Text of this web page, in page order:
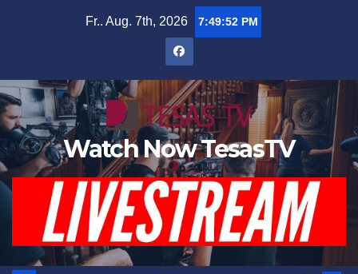
Fr.. Aug. 7th, 2026 7:49:53 PM
Watch Now TesasTV